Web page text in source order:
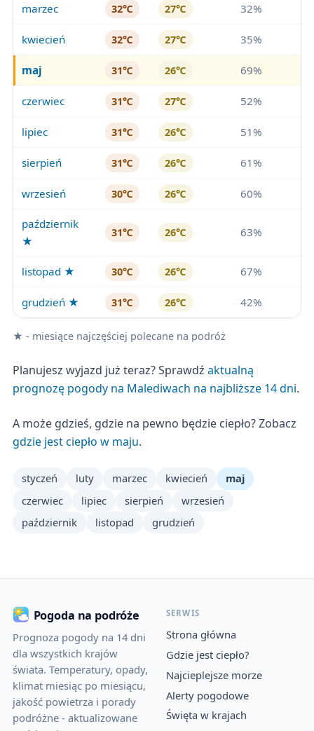
marzec 32℃ 27℃ 32%
kwiecień 32℃ 27℃ 35%
maj 31℃ 26℃ 69%
czerwiec 31℃ 27℃ 52%
lipiec 31℃ 26℃ 51%
sierpień 31℃ 26℃ 61%
wrzesień 30℃ 26℃ 60%
październik
★
31℃ 26℃ 63%
listopad ★ 30℃ 26℃ 67%
grudzień ★ 31℃ 26℃ 42%
★ - miesiące najczęściej polecane na podróż
Planujesz wyjazd już teraz? Sprawdź aktualną
prognozę pogody na Malediwach na najbliższe 14 dni.
A może gdzieś, gdzie na pewno będzie ciepło? Zobacz
gdzie jest ciepło w maju.
styczeń luty marzec kwiecień
maj
czerwiec
lipiec sierpień
wrzesień
październik
listopad grudzień
Pogoda na podróże
Prognoza pogody na 14 dni
dla wszystkich krajów
świata. Temperatury, opady,
klimat miesiąc po miesiącu,
jakość powietrza i porady
podróżne - aktualizowane
SERWIS
Strona główna
Gdzie jest ciepło?
Najcieplejsze morze
Alerty pogodowe
Święta w krajach